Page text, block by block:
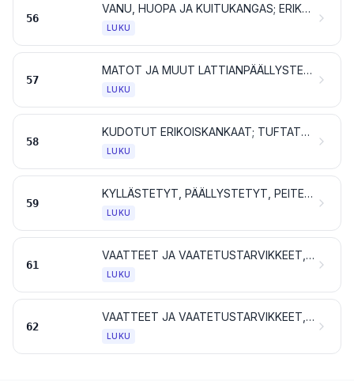
56
VANU, HUOPA JA KUITUKANGAS; ERIKOISLANGAT; SIDE- JA PURJELANKA, NUORA JA KÖYSI SEKÄ NIISTÄ VALMISTETUT TAVARAT
LUKU
57
MATOT JA MUUT LATTIANPÄÄLLYSTEET TEKSTIILIAINETTA
LUKU
58
KUDOTUT ERIKOISKANKAAT; TUFTATUT TEKSTIILIKANKAAT; PITSIT; KUVAKUDOKSET; KORISTEPUNOKSET; KORUOMPELUKSET
LUKU
59
KYLLÄSTETYT, PÄÄLLYSTETYT, PEITETYT TAI KERROSTETUT TEKSTIILIKANKAAT; TEKSTIILITAVARAT, JOLLAISET SOVELTUVAT TEKNISIIN TARKOITUKSIIN
LUKU
61
VAATTEET JA VAATETUSTARVIKKEET, NEULOSTA
LUKU
62
VAATTEET JA VAATETUSTARVIKKEET, MUUTA KUIN NEULOSTA
LUKU